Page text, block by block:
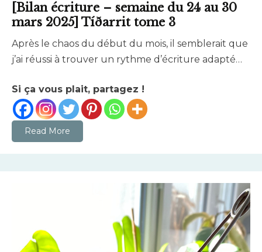
[Bilan écriture – semaine du 24 au 30
mars 2025] Tíðarrit tome 3
mars
30,
brunhildtranchant@gmail.com
Après le chaos du début du mois, il semblerait que
j’ai réussi à trouver un rythme d’écriture adapté…
Si ça vous plait, partagez !
Read More